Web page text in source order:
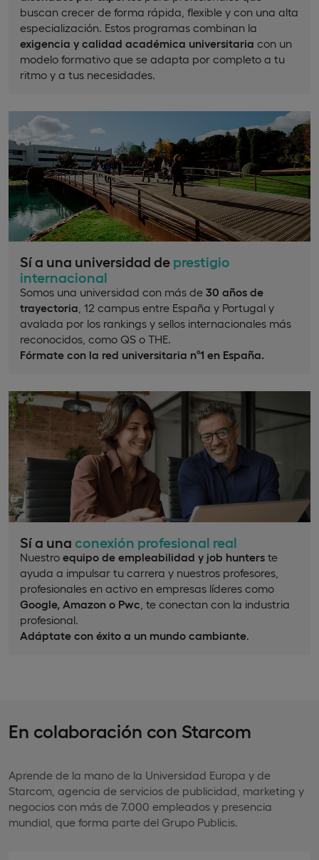
buscan crecer de forma rápida, flexible y con una alta
especialización. Estos programas combinan la
exigencia y calidad académica universitaria con un
modelo formativo que se adapta por completo a tu
ritmo y a tus necesidades.
Sí a una universidad de prestigio
internacional
Somos una universidad con más de 30 años de
trayectoria , 12 campus entre España y Portugal y
avalada por los rankings y sellos internacionales más
reconocidos, como QS o THE.
Fórmate con la red universitaria nº1 en España.
Sí a una conexión profesional real
Nuestro equipo de empleabilidad y job hunters te
ayuda a impulsar tu carrera y nuestros profesores,
profesionales en activo en empresas líderes como
Google, Amazon o Pwc , te conectan con la industria
profesional.
Adáptate con éxito a un mundo cambiante
En colaboración con Starcom
Aprende de la mano de la Universidad Europa y de
Starcom, agencia de servicios de publicidad, marketing y
negocios con más de 7.000 empleados y presencia
mundial, que forma parte del Grupo Publicis.